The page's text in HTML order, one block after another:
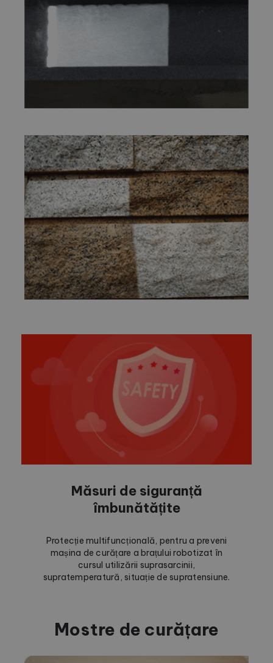
Măsuri de siguranță
îmbunătățite
Protecție multifuncțională, pentru a preveni
mașina de curățare a brațului robotizat în
cursul utilizării suprasarcinii,
supratemperatură, situație de supratensiune.
Mostre de curățare